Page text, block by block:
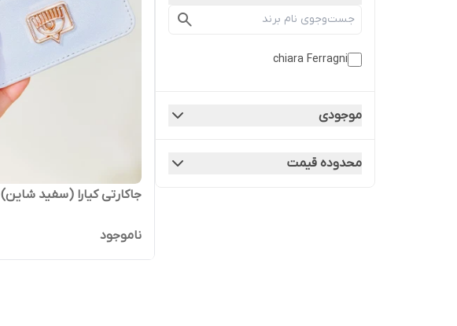
chiara Ferragni
موجودی
محدوده قیمت
جاکارتی کیارا (سفید شاین)
ناموجود